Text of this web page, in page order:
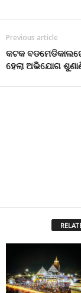
Previous article
କଟକ
ହେଲା ଅଭିଯୋଗ